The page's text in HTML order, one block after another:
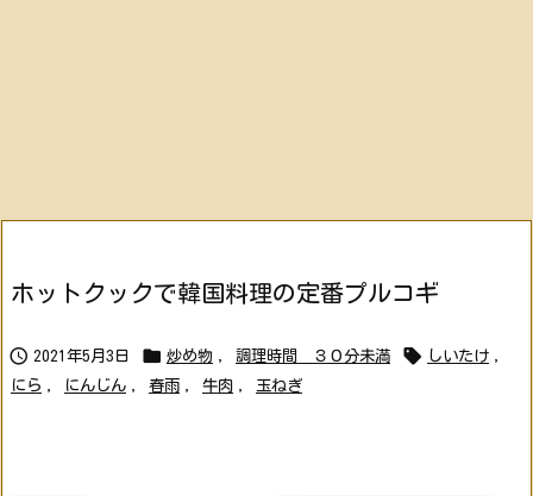
ホットクックで韓国料理の定番プルコギ
 2021年5月3日  炒め物 , 調理時間 ３０分未満  しいたけ ,
にら , にんじん , 春雨 , 牛肉 , 玉ねぎ